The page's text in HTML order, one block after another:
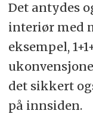
Det antydes
interiør med
eksempel,
det sikkert
på innsiden.